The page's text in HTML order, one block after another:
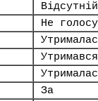
Відсутній
Не
Утримався
За